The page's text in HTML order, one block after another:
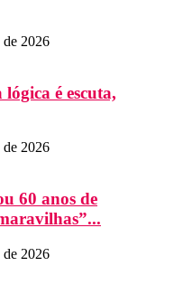
de 2026
é escuta,
de 2026
60 anos de
de 2026